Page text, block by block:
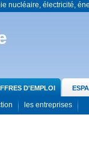
nucléaire, électricité,
D'EMPLOI
les entreprises